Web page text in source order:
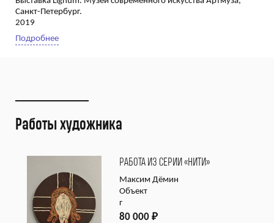
Санкт-Петербург.
2019
Подробнее
Работы художника
РАБОТА ИЗ СЕРИИ «НИТИ»
Максим Дёмин
Объект
г
80 000 ₽